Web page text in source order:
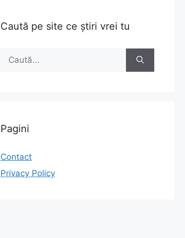
Caută pe site ce știri vrei tu
după:
Pagini
Contact
Privacy Policy